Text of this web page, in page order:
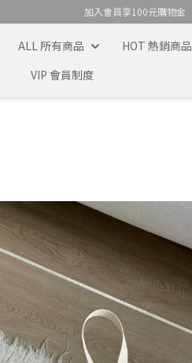
加入會員享100元購物金
ALL 所有商品 HOT 熱銷商品
VIP 會員制度